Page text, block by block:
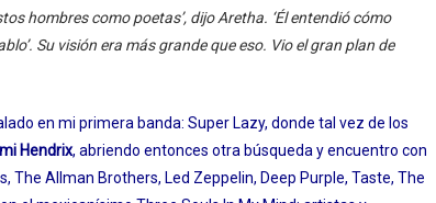
hombres como poetas’, dijo Aretha. ‘Él entendió cómo
Su visión era más grande que eso. Vio el gran plan de
en mi primera banda: Super Lazy, donde tal vez de los
Hendrix, abriendo entonces otra búsqueda y encuentro con
The Allman Brothers, Led Zeppelin, Deep Purple, Taste, The